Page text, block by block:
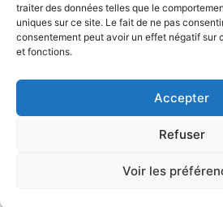
traiter des données telles que le
uniques sur ce site. Le fait de ne pas
consentement peut avoir un effet négatif sur
et fonctions.
Accepter
Refuser
Voir les
© Gouvernement du
Plan du site
Accessibilité
Accès à
Déclaration de